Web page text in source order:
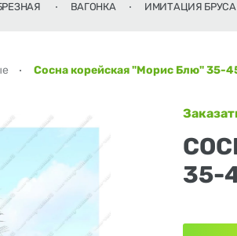
ВАГОНКА ИМИТАЦИЯ БРУСА
Сосна корейская "Морис Блю" 35-
35-